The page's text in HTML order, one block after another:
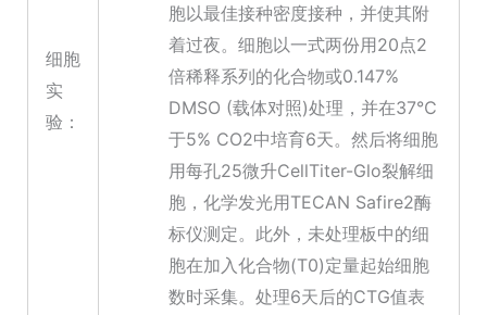
细胞
实
验：
胞以最佳接种密度接种，并使其附
着过夜。细胞以一式两份用20点2
倍稀释系列的化合物或0.147%
DMSO (载体对照)处理，并在37℃
于5% CO2中培育6天。然后将细胞
用每孔25微升CellTiter-Glo裂解细
胞，化学发光用TECAN Safire2酶
标仪测定。此外，未处理板中的细
胞在加入化合物(T0)定量起始细胞
数时采集。处理6天后的CTG值表